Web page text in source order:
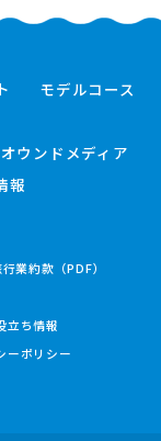
モデルコース
オウンドメディア
報
業約款（PDF）
立ち情報
ーポリシー